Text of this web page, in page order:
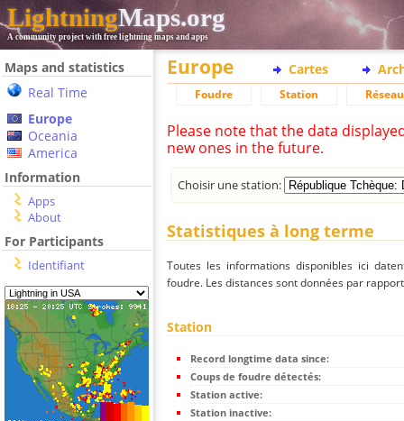
LightningMaps.org
A community project with free lightning maps and apps
Maps and statistics
Real Time
Europe
Oceania
America
Information
Apps
About
For Participants
Identifiant
Europe Cartes
Foudre Station Réseau
Please note that the data
new ones in the future.
Choisir une station:
Statistiques à long terme
Toutes les informations disponibles ici
foudre. Les distances sont données par
Station
Record longtime data since:
Coups de foudre détectés:
Station active:
Station inactive: